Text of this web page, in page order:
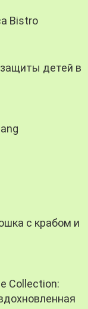
Bistro
детей в
с крабом и
Collection: